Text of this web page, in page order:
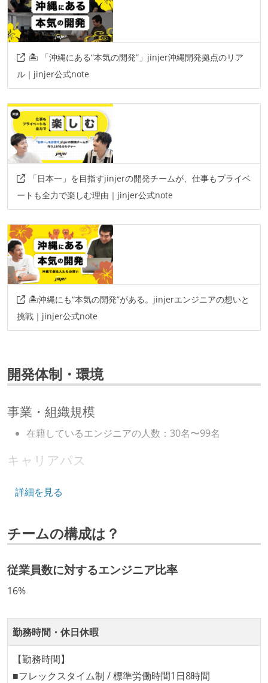
🏝️ 「沖縄にある“本気の開発”」jinjer沖縄開発拠点のリア
ル｜jinjer公式note
「日本一」を目指すjinjerの開発チームが、仕事もプライベ
ートも全力で楽しむ理由｜jinjer公式note
🏝️沖縄にも“本気の開発”がある。jinjerエンジニアの想いと
挑戦｜jinjer公式note
開発体制・環境
事業・組織規模
在籍しているエンジニアの人数：30名〜99名
キャリアパス
など、キャリア形成を目的とした職域を超えての積極
マネージャーやCTOと高頻度（月1程度）でキャリアに
ついて話す場が設けられている
労働環境の自由度
メンバーの多様性
開発メンバーの新卒採用を実施している
職業安定法に対応する記載事項
詳細を見る
チームの構成は？
従業員数に対するエンジニア比率
16%
勤務時間・休日休暇
【勤務時間】
■フレックスタイム制 / 標準労働時間1日8時間